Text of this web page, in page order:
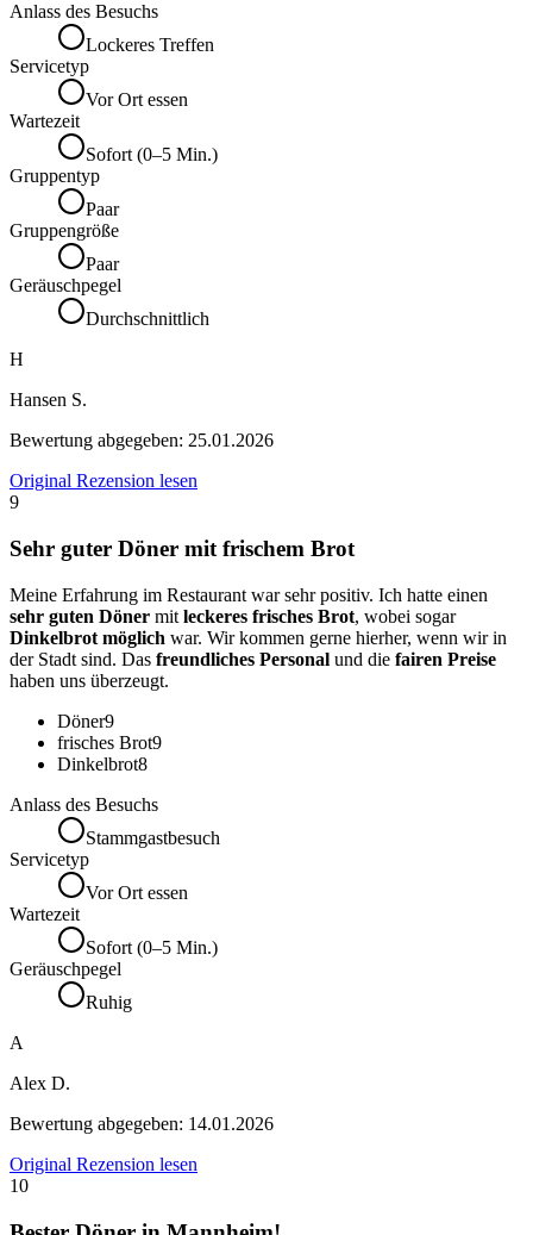
Anlass des Besuchs
Lockeres Treffen
Servicetyp
Vor Ort essen
Wartezeit
Sofort (0–5 Min.)
Gruppentyp
Paar
Gruppengröße
Paar
Geräuschpegel
Durchschnittlich
H
Hansen S.
Bewertung abgegeben: 25.01.2026
Original Rezension lesen
9
Sehr guter Döner mit frischem Brot
Meine Erfahrung im Restaurant war sehr positiv. Ich hatte einen
sehr guten Döner mit leckeres frisches Brot, wobei sogar
Dinkelbrot möglich war. Wir kommen gerne hierher, wenn wir in
der Stadt sind. Das freundliches Personal und die fairen Preise
haben uns überzeugt.
Döner9
frisches Brot9
Dinkelbrot8
Anlass des Besuchs
Stammgastbesuch
Servicetyp
Vor Ort essen
Wartezeit
Sofort (0–5 Min.)
Geräuschpegel
Ruhig
A
Alex D.
Bewertung abgegeben: 14.01.2026
Original Rezension lesen
10